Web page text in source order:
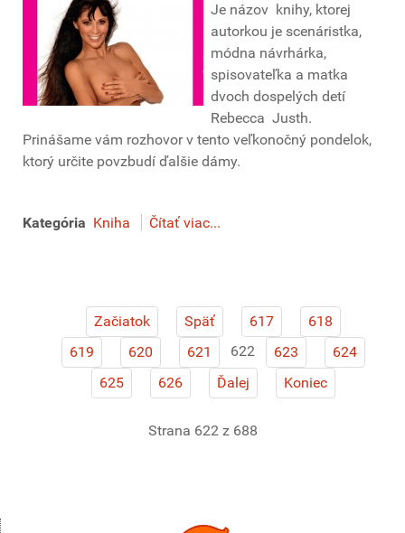
Je názov knihy, ktorej
autorkou je scenáristka,
módna návrhárka,
spisovateľka a matka
dvoch dospelých detí
Rebecca Justh.
Prinášame vám rozhovor v tento veľkonočný pondelok,
ktorý určite povzbudí ďalšie dámy.
Kategória Kniha Čítať viac...
Začiatok Späť 617
618
619
620 621 622 623
624
625
626 Ďalej Koniec
Strana 622 z 688